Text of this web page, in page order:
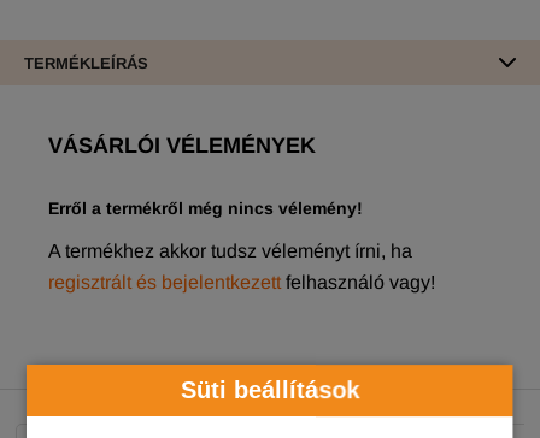
Süti beállítások
TERMÉKLEÍRÁS
VÁSÁRLÓI VÉLEMÉNYEK
Erről a termékről még nincs vélemény!
A termékhez akkor tudsz véleményt írni, ha
regisztrált és bejelentkezett felhasználó vagy!
NEKED AJÁNLJUK